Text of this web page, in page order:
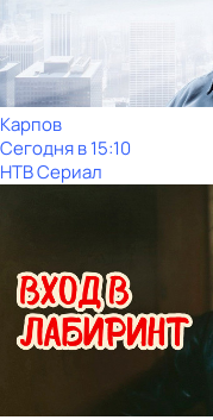
Карпов
Сегодня в 15:10
НТВ Сериал